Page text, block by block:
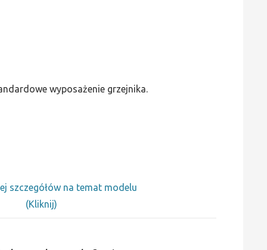
wyposażenie grzejnika.
szczegółów na temat modelu
(Kliknij)